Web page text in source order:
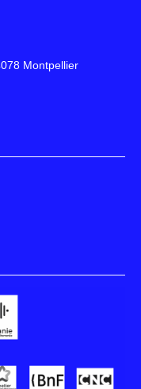
Montpellier